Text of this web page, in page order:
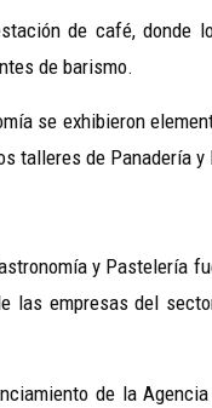
de café, donde
de barismo.
se exhibieron
talleres de Panadería
y Pastelería
las empresas del
de la